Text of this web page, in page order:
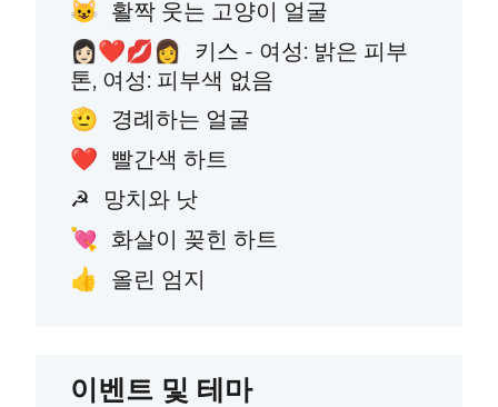
😺 활짝 웃는 고양이 얼굴
👩🏻‍❤️‍💋‍👩
키스 - 여성: 밝은 피부
톤, 여성: 피부색 없음
🫡 경례하는 얼굴
❤️ 빨간색 하트
☭ 망치와 낫
💘 화살이 꽂힌 하트
👍 올린 엄지
이벤트 및 테마